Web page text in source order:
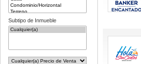
Subtipo de Inmueble